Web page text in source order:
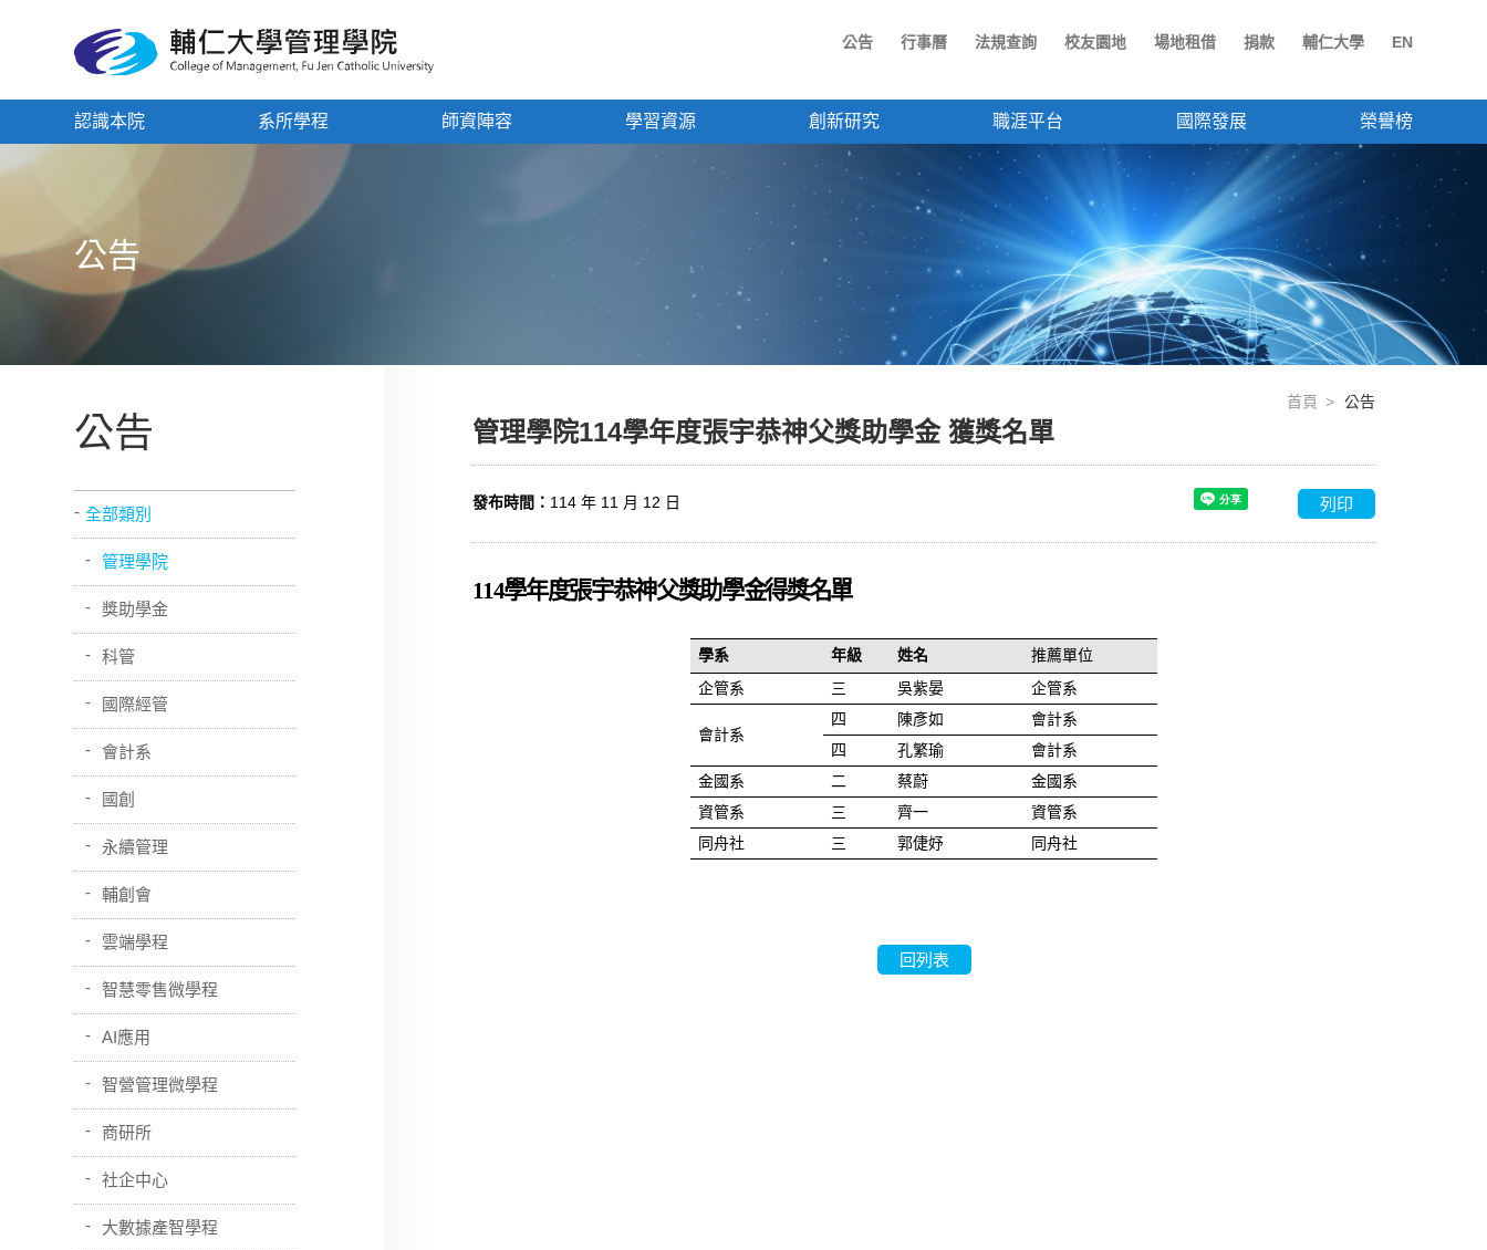
公告 行事曆 法規查詢 校友園地 場地租借 捐款 輔仁大學 EN
認識本院 系所學程 師資陣容 學習資源 創新研究 職涯平台 國際發展 榮譽榜
公告
公告
全部類別
管理學院
獎助學金
科管
國際經管
會計系
國創
永續管理
輔創會
雲端學程
智慧零售微學程
AI應用
智營管理微學程
商研所
社企中心
大數據產智學程
首頁 公告
管理學院114學年度張宇恭神父獎助學金 獲獎名單
發布時間： 114 年 11 月 12 日 列印
114學年度張宇恭神父獎助學金得獎名單
學系 年級 姓名
推薦單位
企管系
三 吳紫晏 企管系
會計系
四 陳彥如
會計系
四
孔繁瑜
會計系
金國系
二 蔡蔚
金國系
資管系
三 齊一
資管系
同舟社
三 郭倢妤 同舟社
回列表